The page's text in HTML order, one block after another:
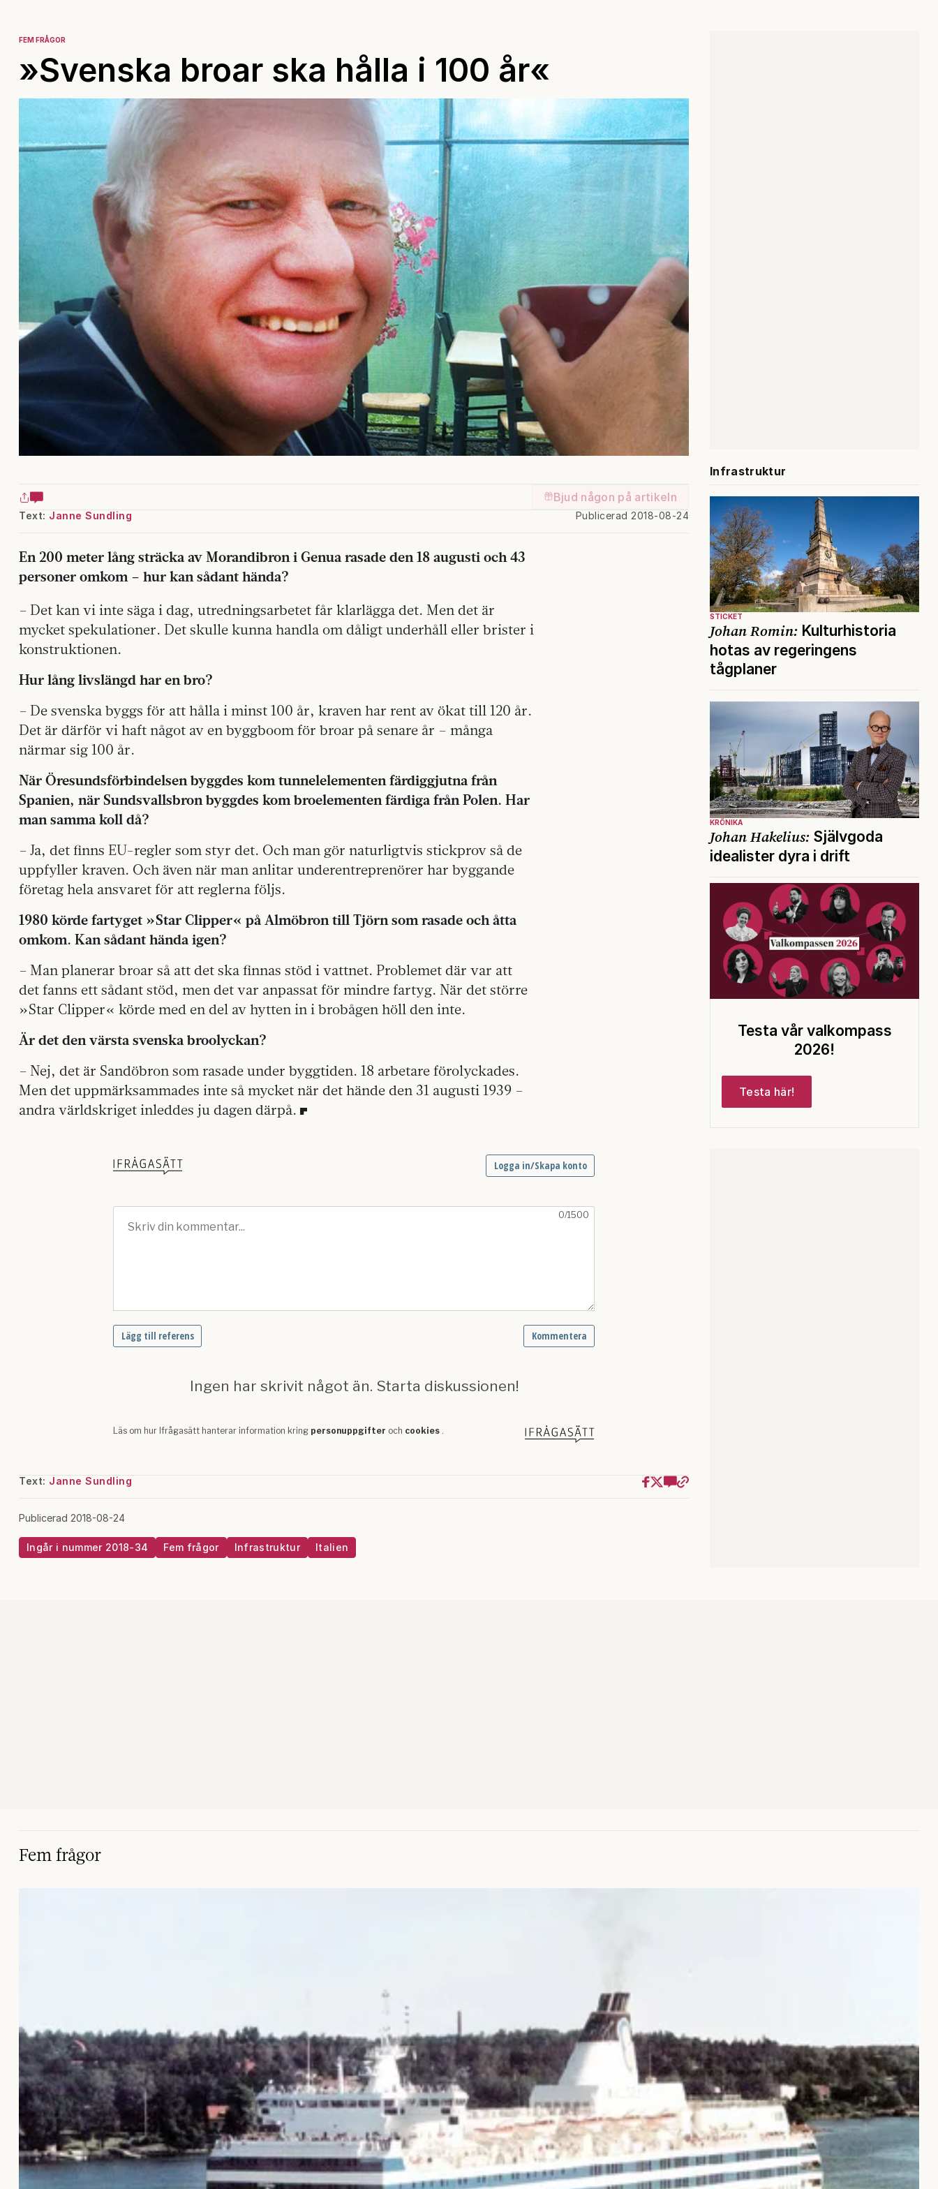
FEM FRÅGOR
»Svenska broar ska hålla i 100 år«
Bjud någon på artikeln
Text: Janne Sundling Publicerad 2018-08-24
En 200 meter lång sträcka av Morandibron i Genua rasade den 18 augusti och 43
personer omkom – hur kan sådant hända?
– Det kan vi inte säga i dag, utredningsarbetet får klarlägga det. Men det är
mycket spekulationer. Det skulle kunna handla om dåligt underhåll eller brister i
konstruktionen.
Hur lång livslängd har en bro?
– De svenska byggs för att hålla i minst 100 år, kraven har rent av ökat till 120 år.
Det är därför vi haft något av en byggboom för broar på senare år – många
närmar sig 100 år.
När Öresundsförbindelsen byggdes kom tunnelelementen färdiggjutna från
Spanien, när Sundsvallsbron byggdes kom broelementen färdiga från Polen. Har
man samma koll då?
– Ja, det finns EU-regler som styr det. Och man gör naturligtvis stickprov så de
uppfyller kraven. Och även när man anlitar underentreprenörer har byggande
företag hela ansvaret för att reglerna följs.
1980 körde fartyget »Star Clipper« på Almöbron till Tjörn som rasade och åtta
omkom. Kan sådant hända igen?
– Man planerar broar så att det ska finnas stöd i vattnet. Problemet där var att
det fanns ett sådant stöd, men det var anpassat för mindre fartyg. När det större
»Star Clipper« körde med en del av hytten in i brobågen höll den inte.
Är det den värsta svenska broolyckan?
– Nej, det är Sandöbron som rasade under byggtiden. 18 arbetare förolyckades.
Men det uppmärksammades inte så mycket när det hände den 31 augusti 1939 –
andra världskriget inleddes ju dagen därpå.
Text: Janne Sundling
Publicerad 2018-08-24
Ingår i nummer 2018-34 Fem frågor Infrastruktur Italien
Infrastruktur
STICKET
Johan Romin: Kulturhistoria
hotas av regeringens
tågplaner
KRÖNIKA
Johan Hakelius: Självgoda
idealister dyra i drift
Testa vår valkompass
2026!
Testa här!
Fem frågor